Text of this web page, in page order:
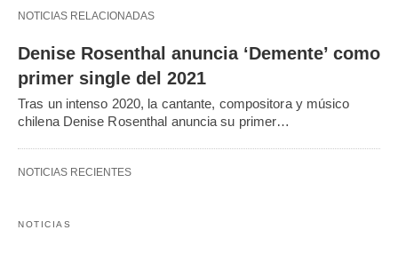
NOTICIAS RELACIONADAS
Denise Rosenthal anuncia ‘Demente’ como
primer single del 2021
Tras un intenso 2020, la cantante, compositora y músico
chilena Denise Rosenthal anuncia su primer…
NOTICIAS RECIENTES
NOTICIAS